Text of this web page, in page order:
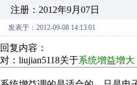
注册：2012年9月07日
发表于：2012-09-08 14:13:01
回复内容：
对：liujian5118关于系统增益增大